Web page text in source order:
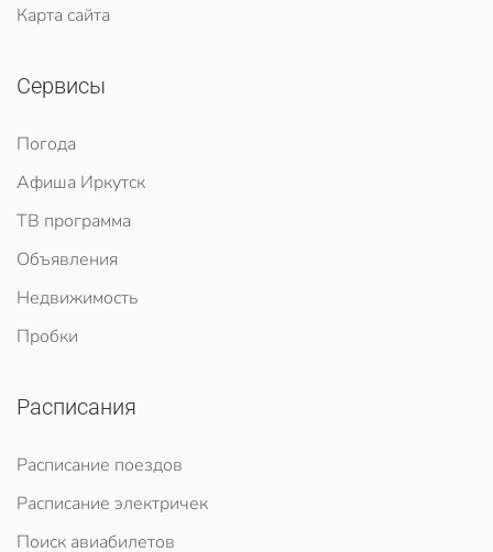
Карта сайта
Сервисы
Погода
Афиша Иркутск
ТВ программа
Объявления
Недвижимость
Пробки
Расписания
Расписание поездов
Расписание электричек
Поиск авиабилетов